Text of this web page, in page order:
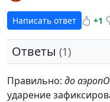
Написать ответ +1
Ответы (1)
Правильно: до
ударение